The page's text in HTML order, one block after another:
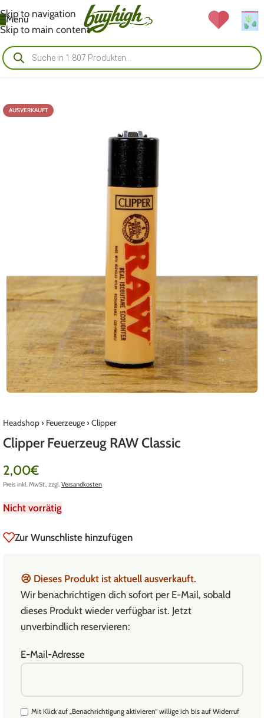
Skip to navigation
Skip to main content
Menü
AUSVERKAUFT
Headshop› Feuerzeuge› Clipper
Clipper Feuerzeug RAW Classic
2,00€
Preis inkl. MwSt., zzgl.Versandkosten
Nicht vorrätig
Zur Wunschliste hinzufügen
😢 Dieses Produkt ist aktuell ausverkauft.
Wir benachrichtigen dich sofort per E-Mail, sobald
dieses Produkt wieder verfügbar ist. Jetzt
unverbindlich reservieren:
E-Mail-Adresse
Mit Klick auf „Benachrichtigung aktivieren“ willige ich bis auf Widerruf